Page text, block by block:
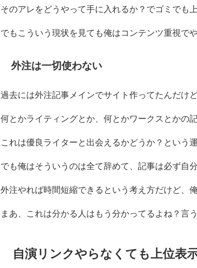
そのアレをどうやって手に入れるか？でゴミでも
でもこういう現状を見ても俺はコンテンツ重視で
外注は一切使わない
過去には外注記事メインでサイト作ってたんだけ
何とかライティングとか、何とかワークスとかの
これは優良ライターと出会えるかどうか？という
でも俺はそういうのは全て辞めて、記事は必ず自
外注やれば時間短縮できるという考え方だけど、
まあ、これは分かる人はもう分かってるよね？言
自演リンクやらなくても上位表